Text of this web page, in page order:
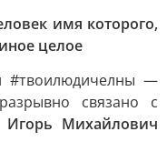
имя которого,
целое
#твоилюдичелны —
связано с
Игорь Михайлович